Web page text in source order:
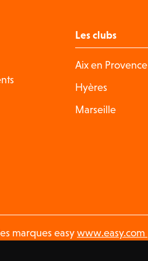
Les clubs
Aix en Provence
Hyères
Marseille
marques easywww.easy.com